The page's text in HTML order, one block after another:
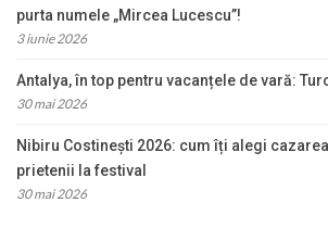
purta numele „Mircea Lucescu”!
3 iunie 2026
Antalya, în top pentru vacanțele de vară:
30 mai 2026
Nibiru Costinești 2026: cum îți alegi
prietenii la festival
30 mai 2026